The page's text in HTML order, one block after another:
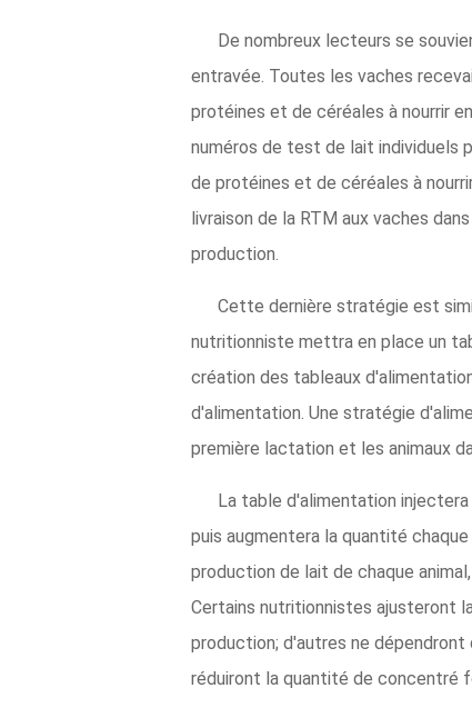
De nombreux lecteurs se
entravée. Toutes les vaches
protéines et de céréales à nourrir
numéros de test de lait individuels
de protéines et de céréales à
livraison de la RTM aux vaches
production.
Cette dernière stratégie est
nutritionniste mettra en place un
création des tableaux
d'alimentation. Une stratégie
première lactation et les animaux
La table d'alimentation
puis augmentera la quantité
production de lait de chaque
Certains nutritionnistes ajusteront
production; d'autres ne
réduiront la quantité de concentré